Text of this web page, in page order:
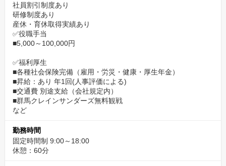
社員割引制度あり
研修制度あり
産休・育休取得実績あり
✅役職手当
■5,000～100,000円
✅福利厚生
■各種社会保険完備（雇用・労災・健康・厚生年金）
■昇給：あり 年1回(人事評価による)
■交通費 別途支給（会社規定内）
■群馬クレインサンダーズ無料観戦
など
勤務時間
固定時間制 9:00～18:00
休憩：60分